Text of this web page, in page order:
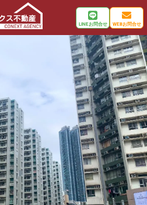
LINEお問合せ WEBお問合せ